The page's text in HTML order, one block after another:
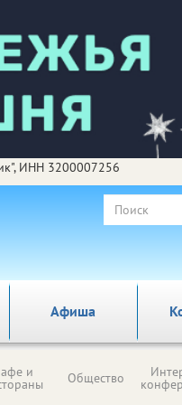
ИНН 3200007256
Афиша
и Общество